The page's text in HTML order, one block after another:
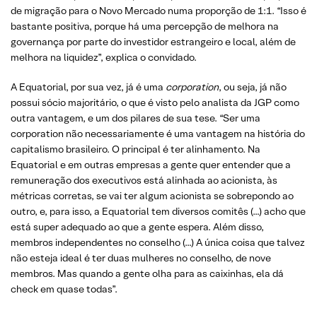
de migração para o Novo Mercado numa proporção de 1:1. “Isso é
bastante positiva, porque há uma percepção de melhora na
governança por parte do investidor estrangeiro e local, além de
melhora na liquidez”, explica o convidado.
A Equatorial, por sua vez, já é uma corporation, ou seja, já não
possui sócio majoritário, o que é visto pelo analista da JGP como
outra vantagem, e um dos pilares de sua tese. “Ser uma
corporation não necessariamente é uma vantagem na história do
capitalismo brasileiro. O principal é ter alinhamento. Na
Equatorial e em outras empresas a gente quer entender que a
remuneração dos executivos está alinhada ao acionista, às
métricas corretas, se vai ter algum acionista se sobrepondo ao
outro, e, para isso, a Equatorial tem diversos comitês (…) acho que
está super adequado ao que a gente espera. Além disso,
membros independentes no conselho (…) A única coisa que talvez
não esteja ideal é ter duas mulheres no conselho, de nove
membros. Mas quando a gente olha para as caixinhas, ela dá
check em quase todas”.